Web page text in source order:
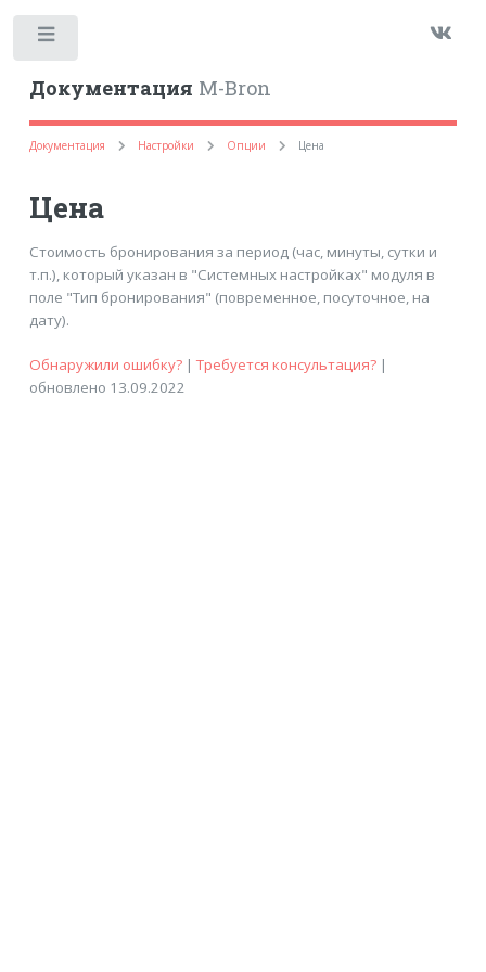
Документация M-Bron
Документация Настройки Опции Цена
Цена
Стоимость бронирования за период (час, минуты, сутки и
т.п.), который указан в "Системных настройках" модуля в
поле "Тип бронирования" (повременное, посуточное, на
дату).
Обнаружили ошибку?| Требуется консультация?|
обновлено 13.09.2022